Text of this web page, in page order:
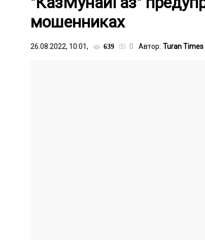
мошенниках
26.08.2022, 10:01, 639 0 Автор: Turan Times